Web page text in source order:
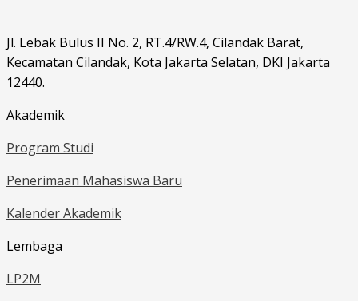
Jl. Lebak Bulus II No. 2, RT.4/RW.4, Cilandak Barat,
Kecamatan Cilandak, Kota Jakarta Selatan, DKI Jakarta
12440.
Akademik
Program Studi
Penerimaan Mahasiswa Baru
Kalender Akademik
Lembaga
LP2M